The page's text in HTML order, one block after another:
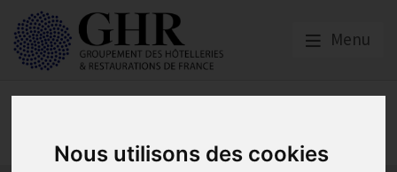
Nous utilisons des cookies
Menu